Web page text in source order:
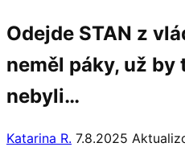
Odejde STAN z
neměl páky, už by
nebyli…
Katarina R. 7.8.2025